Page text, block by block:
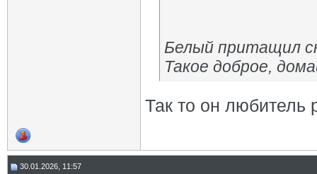
Белый притащил
Такое доброе,
Так то он любитель
30.01.2026, 11:57